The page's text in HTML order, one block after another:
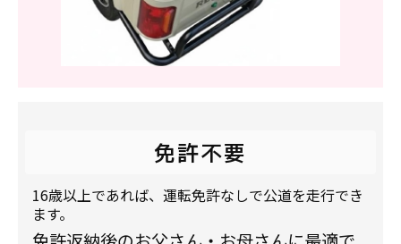
免許不要
16歳以上であれば、運転免許なしで公道を走行でき
ます。